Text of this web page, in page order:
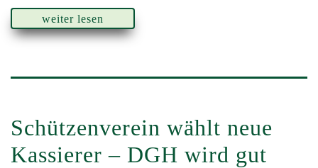
weiter lesen
Schützenverein wählt neue
Kassierer – DGH wird gut